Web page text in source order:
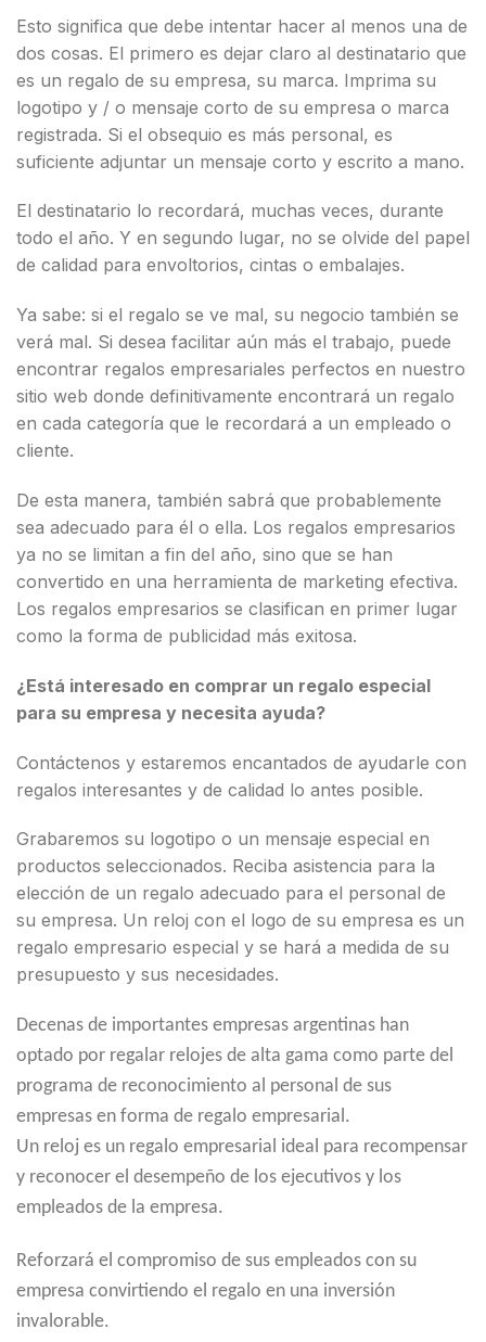
Esto significa que debe intentar hacer al menos una de
dos cosas. El primero es dejar claro al destinatario que
es un regalo de su empresa, su marca. Imprima su
logotipo y / o mensaje corto de su empresa o marca
registrada. Si el obsequio es más personal, es
suficiente adjuntar un mensaje corto y escrito a mano.
El destinatario lo recordará, muchas veces, durante
todo el año. Y en segundo lugar, no se olvide del papel
de calidad para envoltorios, cintas o embalajes.
Ya sabe: si el regalo se ve mal, su negocio también se
verá mal. Si desea facilitar aún más el trabajo, puede
encontrar regalos empresariales perfectos en nuestro
sitio web donde definitivamente encontrará un regalo
en cada categoría que le recordará a un empleado o
cliente.
De esta manera, también sabrá que probablemente
sea adecuado para él o ella. Los regalos empresarios
ya no se limitan a fin del año, sino que se han
convertido en una herramienta de marketing efectiva.
Los regalos empresarios se clasifican en primer lugar
como la forma de publicidad más exitosa.
¿Está interesado en comprar un regalo especial
para su empresa y necesita ayuda?
Contáctenos y estaremos encantados de ayudarle con
regalos interesantes y de calidad lo antes posible.
Grabaremos su logotipo o un mensaje especial en
productos seleccionados. Reciba asistencia para la
elección de un regalo adecuado para el personal de
su empresa. Un reloj con el logo de su empresa es un
regalo empresario especial y se hará a medida de su
presupuesto y sus necesidades.
Decenas de importantes empresas argentinas han
optado por regalar relojes de alta gama como parte del
programa de reconocimiento al personal de sus
empresas en forma de regalo empresarial.
Un reloj es un regalo empresarial ideal para recompensar
y reconocer el desempeño de los ejecutivos y los
empleados de la empresa.
Reforzará el compromiso de sus empleados con su
empresa convirtiendo el regalo en una inversión
invalorable.